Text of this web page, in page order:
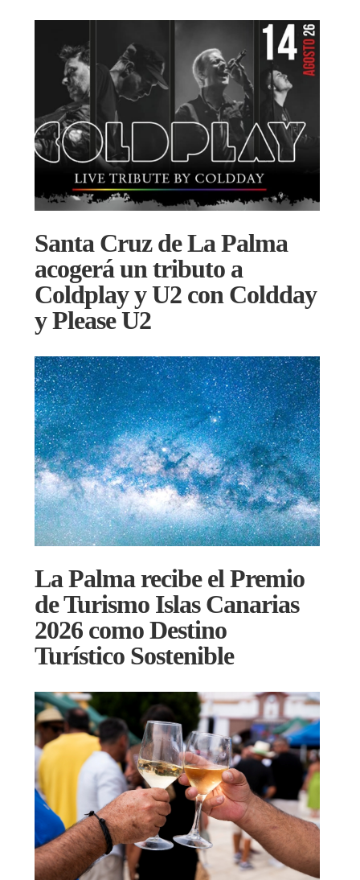
Santa Cruz de La Palma
acogerá un tributo a
Coldplay y U2 con Coldday
y Please U2
La Palma recibe el Premio
de Turismo Islas Canarias
2026 como Destino
Turístico Sostenible